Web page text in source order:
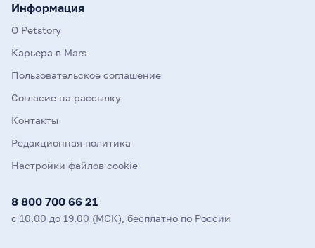
Информация
О Petstory
Карьера в Mars
Пользовательское соглашение
Согласие на рассылку
Контакты
Редакционная политика
Настройки файлов cookie
8 800 700 66 21
с 10.00 до 19.00 (МСК), бесплатно по России